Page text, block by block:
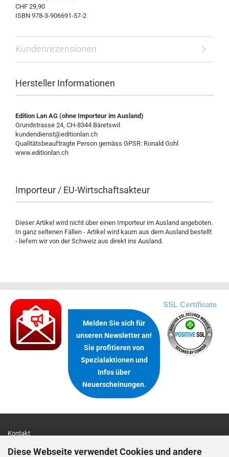
Diese Webseite verwendet Cookies und andere
CHF 29,90
ISBN 978-3-906691-57-2
Kundenrezensionen
Hersteller Informationen
Edition Lan AG (ohne Importeur im Ausland)
Grundstrasse 24, CH-8344 Bäretswil
kundendienst@editionlan.ch
Qualitätsbeauftragte Person gemäss GPSR: Ronald Gohl
www.editionlan.ch
Importeur / EU-Wirtschaftsakteur
Dieser Artikel wird nicht über einen Importeur im Ausland angeboten.
In ganz seltenen Fällen - Artikel wird kaum aus dem Ausland bestellt
- liefern wir von der Schweiz aus direkt ins Ausland.
Melden Sie sich für
unseren Newsletter an!
Sie profitieren von
Spezialaktionen und
Infos über
Neuerscheinungen.
SSL Certificate
Kontakt